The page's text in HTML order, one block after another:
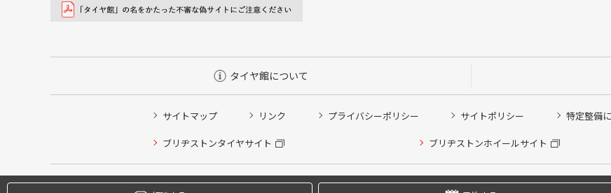
タイヤ館について
サイトマップ リンク プライバシーポリシー サイトポリシー 特定整備
ブリヂストンタイヤサイト ブリヂストンホイールサイト
Copyright © 2024 Bridgestone Retail Co.,Ltd. All rights Reserved.
タイヤ点検・安全点検/タイヤ履き替え/オイル交換/その他ピット作業の予約
クローク契約会員専用タイヤ履き替え※タイヤ履き替えを希望のクローク契約会員の方はこちらを選択ください
本日のタイヤ履き替え順番待ち予約 ※クローク契約会員の方はご利用いただけません